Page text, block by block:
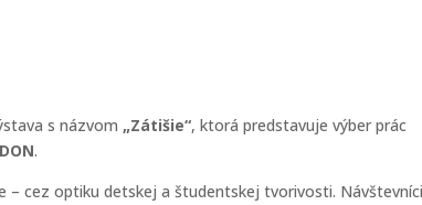
s názvom „Zátišie“, ktorá predstavuje výber prác
.
– cez optiku detskej a študentskej tvorivosti.